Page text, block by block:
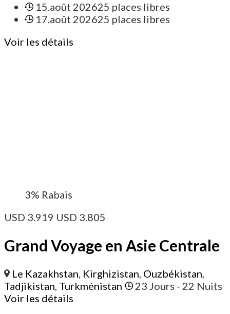
15.août 202625 places libres
17.août 202625 places libres
Voir les détails
3% Rabais
USD 3.919 USD 3.805
Grand Voyage en Asie Centrale
Le Kazakhstan Kirghizistan Ouzbékistan
Tadjikistan Turkménistan 23 Jours - 22 Nuits
Voir les détails